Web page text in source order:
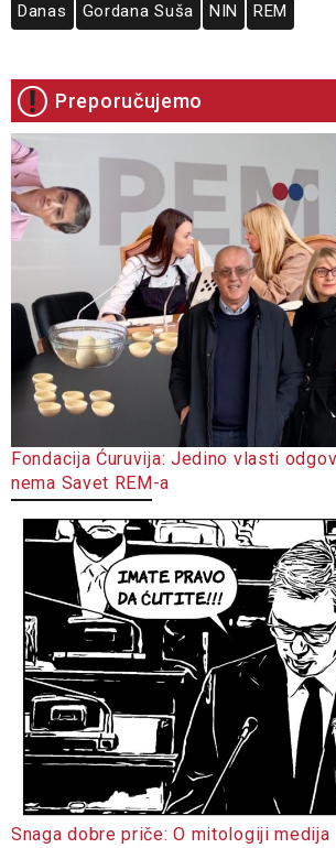
Danas Gordana Suša NIN REM
Preporučujemo
Fondacija Ćuruvija: Jedino vlasti
nema Savet REM-a
Snaga dobre priče: O mitologiji medija